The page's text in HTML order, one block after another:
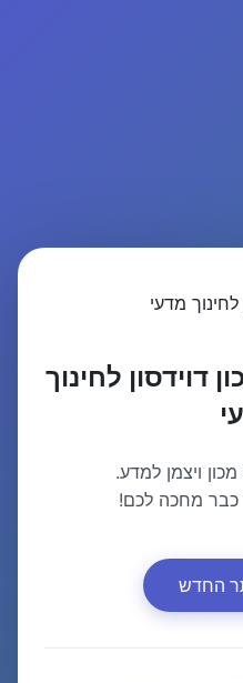
דוידסון לחינוך
ויצמן למדע.
מחכה לכם!
החדש